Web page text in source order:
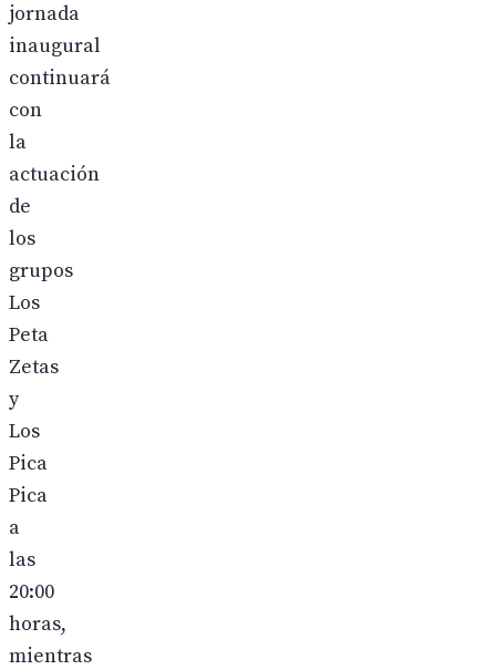
jornada
inaugural
continuará
con
la
actuación
de
los
grupos
Los
Peta
Zetas
y
Los
Pica
Pica
a
las
20:00
horas,
mientras